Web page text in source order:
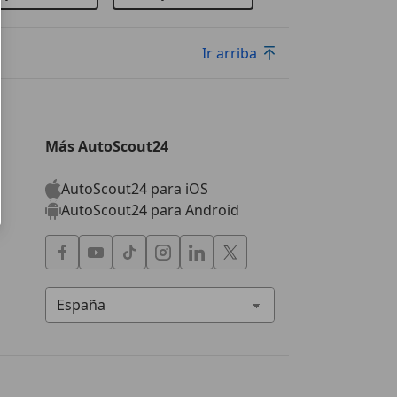
Ir arriba
Más AutoScout24
AutoScout24 para iOS
AutoScout24 para Android